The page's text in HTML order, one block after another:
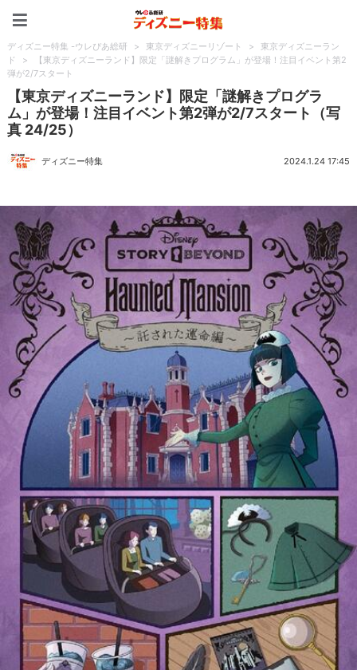
ディズニー特集 -ウレぴあ総研 > 東京ディズニーリゾート >
東京ディズニーラン
ド
>
【東京ディズニーランド】限定「謎解きプログラム」が登場！注目イベント第2
弾が2/7スタート
【東京ディズニーランド】限定「謎解きプログラ
ム」が登場！注目イベント第2弾が2/7スタート（写
真 24/25）
ディズニー特集 2024.1.24 17:45